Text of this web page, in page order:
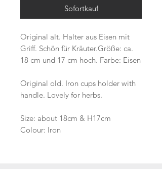
Sofortkauf
Original alt. Halter aus Eisen mit
Griff. Schön für Kräuter.Größe: ca.
18 cm und 17 cm hoch. Farbe: Eisen
Original old. Iron cups holder with
handle. Lovely for herbs.
Size: about 18cm & H17cm
Colour: Iron